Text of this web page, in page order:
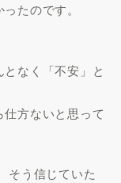
たのです。
なく「不安」と
仕方ないと思って
そう信じていた